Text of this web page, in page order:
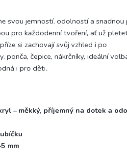
svou jemností, odolností a snadnou
pro každodenní tvoření, ať už
si zachovají svůj vzhled i po
ponča, čepice, nákrčníky, ideální
i pro děti.
– měkký, příjemný na dotek a
mm